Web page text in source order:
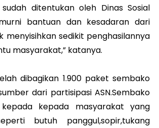
ditentukan oleh Dinas Sosial
bantuan dan kesadaran dari
menyisihkan sedikit penghasilannya
masyarakat,” katanya.
dibagikan 1.900 paket sembako
dari partisipasi ASN.Sembako
kepada masyarakat yang
butuh panggul,sopir,tukang